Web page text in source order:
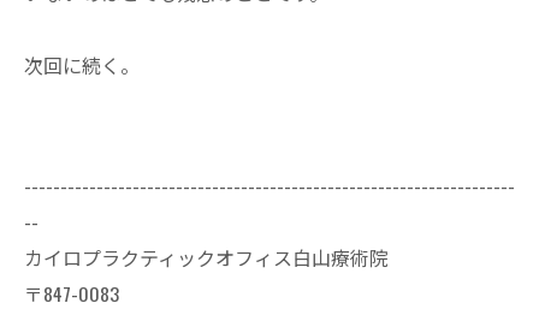
次回に続く。
--------------------------------------------------------------------
--
カイロプラクティックオフィス白山療術院
〒847-0083